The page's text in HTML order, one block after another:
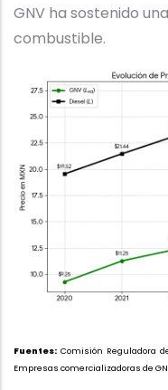
GNV ha sostenido
combustible.
Fuentes: Comisión Reguladora
Empresas comercializadoras de